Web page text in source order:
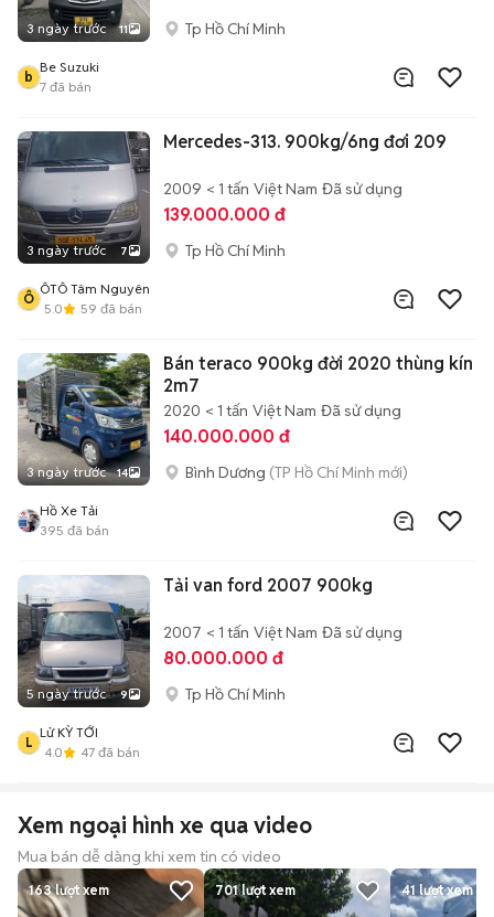
3 ngày trước 11 Tp Hồ Chí Minh
b
Be Suzuki
7 đã bán
3 ngày trước 7
Mercedes-313. 900kg/6ng đơi 209
2009 < 1 tấn Việt Nam Đã sử dụng
139.000.000 đ
Tp Hồ Chí Minh
Ô
ÔTÔ Tâm Nguyên
5.0
59 đã bán
3 ngày trước 14
Bán teraco 900kg đời 2020 thùng kín
2m7
2020 < 1 tấn Việt Nam Đã sử dụng
140.000.000 đ
Bình Dương (TP Hồ Chí Minh mới)
Hồ Xe Tải
395 đã bán
5 ngày trước 9
Tải van ford 2007 900kg
2007 < 1 tấn Việt Nam Đã sử dụng
80.000.000 đ
Tp Hồ Chí Minh
L
Lử KỲ TỚI
4.0
47 đã bán
Xem ngoại hình xe qua video
Mua bán dễ dàng khi xem tin có video
163lượt xem 701lượt xem 41 lượt xem